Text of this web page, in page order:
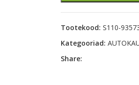
Tootekood: S110-
Kategooriad:
Share: